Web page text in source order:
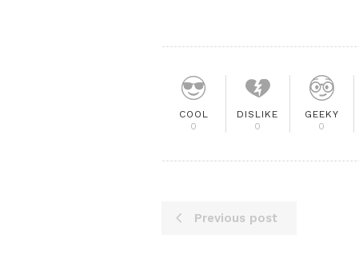
COOL
0
DISLIKE
0
GEEKY
0
Previous post